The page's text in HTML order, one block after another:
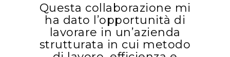
Questa collaborazione mi
ha dato l’opportunità di
lavorare in un’azienda
strutturata in cui metodo